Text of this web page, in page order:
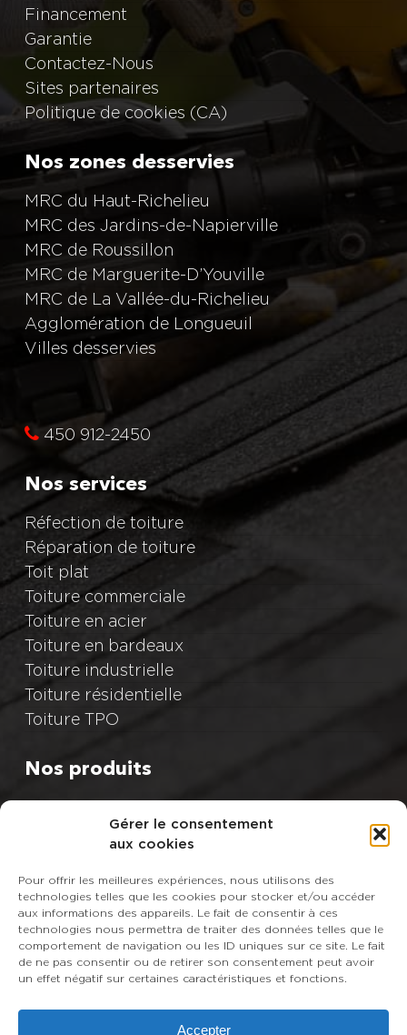
Gérer le consentement
aux cookies
Pour offrir les meilleures expériences, nous utilisons des
technologies telles que les cookies pour stocker et/ou accéder
aux informations des appareils. Le fait de consentir à ces
technologies nous permettra de traiter des données telles que le
comportement de navigation ou les ID uniques sur ce site. Le fait
de ne pas consentir ou de retirer son consentement peut avoir
un effet négatif sur certaines caractéristiques et fonctions.
Accepter
Financement
Garantie
Contactez-Nous
Sites partenaires
Politique de cookies (CA)
Nos zones desservies
MRC du Haut-Richelieu
MRC des Jardins-de-Napierville
MRC de Roussillon
MRC de Marguerite-D’Youville
MRC de La Vallée-du-Richelieu
Agglomération de Longueuil
Villes desservies
450 912-2450
Nos services
Réfection de toiture
Réparation de toiture
Toit plat
Toiture commerciale
Toiture en acier
Toiture en bardeaux
Toiture industrielle
Toiture résidentielle
Toiture TPO
Nos produits
Atlas Roofing
CertainTeed
GAF
Malarkey Roofing Products
Owens Corning
PABCO Roofing Products